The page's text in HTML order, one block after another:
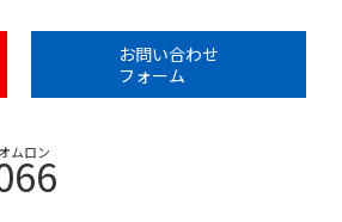
お問い合わせ
フォーム
オムロン